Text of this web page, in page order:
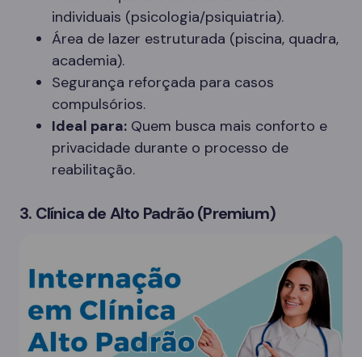
individuais (psicologia/psiquiatria).
Área de lazer estruturada (piscina, quadra,
academia).
Segurança reforçada para casos
compulsórios.
Ideal para: Quem busca mais conforto e
privacidade durante o processo de
reabilitação.
3. Clínica de Alto Padrão (Premium)